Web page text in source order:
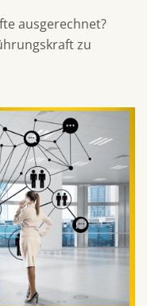
ausgerechnet?
zu